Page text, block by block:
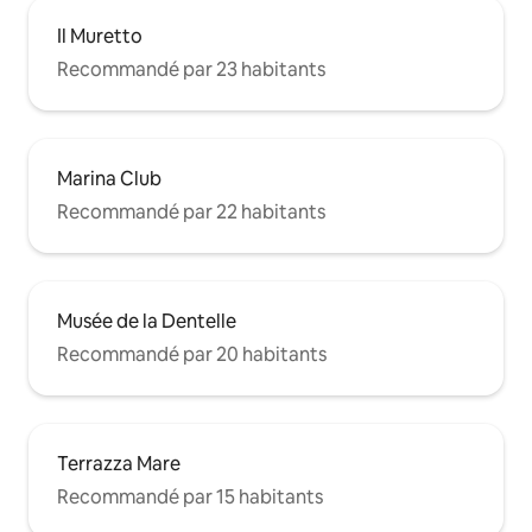
Il Muretto
Recommandé par 23 habitants
Marina Club
Recommandé par 22 habitants
Musée de la Dentelle
Recommandé par 20 habitants
Terrazza Mare
Recommandé par 15 habitants